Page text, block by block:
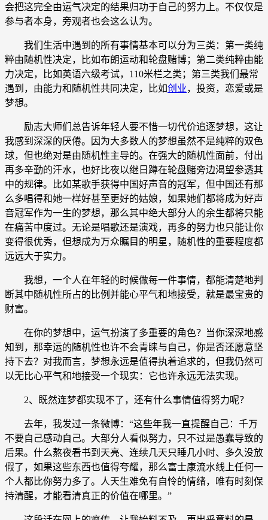
会把这完全由运气决定的结果归功于自己的努力上。不仅仅是
参与者本身，旁观者也会这么认为。
我们生活中遇到的所有事情基本可以分为三类：第一类纯
粹由随机性决定，比如布朗运动和轮盘赌博；第二类纯粹由能
力决定，比如英语六级考试，110米栏之类；第三类我们最常
遇到，由能力和随机性共同决定，比如创业，投资，恋爱或是
梦想。
励志大师们总告诉年轻人要不惜一切代价追逐梦想，这让
我感到深深的厌倦。因为大多数人的梦想虽然不是纯粹的双色
球，但也绝对是由随机性主导的。在强大的随机性面前，付出
再多辛勤的汗水，也好比夜以继日蹲在轮盘赌旁边渴望参透其
中的规律。比如某歌手获得中国好声音的冠军，但中国还有那
么多唱得和她一样好甚至更好的姑娘，如果她们都将成为好声
音冠军作为一生的梦想，那么其中绝大部分人的余生都将只能
在痛苦中度过。无论是唱歌还是演戏，再多的努力也只能让你
变得很优秀，但想成为万众瞩目的明星，随机性的重要程度都
远远大于实力。
我想，一个人在年轻的时候做每一件事情，都能清楚地判
断其中随机性所占的比例并能心平气和地接受，就是最宝贵的
财富。
在你的梦想中，运气扮演了多重要的角色？当你深深地感
知到，那幸运的随机性也许不会青睐与自己，你是否还愿意坚
持下去？对我而言，梦想永远是值得执着追求的，但我仍然可
以无比心平气和地接受一个现实：它也许永远无法实现。
2、既然连梦都实现不了，还有什么事情值得努力呢？
去年，我发过一条微博：“这些年我一直提醒自己：千万
不要自己感动自己。大部分人看似努力，只不过是愚蠢导致的
后果。什么熬夜看书到天亮、连续几天只睡几小时、多久没放
假了，如果这些东西也值得夸耀，那么富士康流水线上任何一
个人都比你努力多了。人天生难免有自怜的情绪，唯有时刻保
持清醒，才能看清真正的价值在哪里。”